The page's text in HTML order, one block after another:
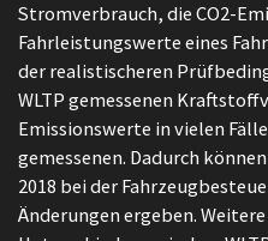
Stromverbrauch, die CO2-
Fahrleistungswerte eines
der realistischeren
WLTP gemessenen
Emissionswerte in vielen
gemessenen. Dadurch
2018 bei der
Änderungen ergeben.